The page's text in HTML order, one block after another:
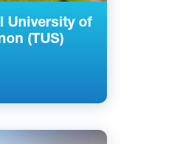
University of
(TUS)